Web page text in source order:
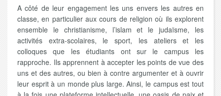
A côté de leur engagement les uns envers les autres en
classe, en particulier aux cours de religion où ils explorent
ensemble le christianisme, l’islam et le judaïsme, les
activités extra-scolaires, le sport, les ateliers et les
colloques que les étudiants ont sur le campus les
rapproche. Ils apprennent à accepter les points de vue des
uns et des autres, ou bien à contre argumenter et à ouvrir
leur esprit à un monde plus large. Ainsi, le campus est tout